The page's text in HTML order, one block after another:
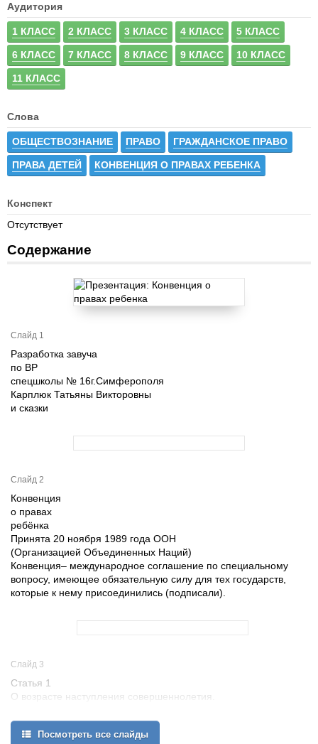
Аудитория
1 КЛАСС 2 КЛАСС 3 КЛАСС 4 КЛАСС 5 КЛАСС
6 КЛАСС 7 КЛАСС 8 КЛАСС 9 КЛАСС 10 КЛАСС
11 КЛАСС
Слова
ОБЩЕСТВОЗНАНИЕ ПРАВО ГРАЖДАНСКОЕ ПРАВО
ПРАВА ДЕТЕЙ КОНВЕНЦИЯ О ПРАВАХ РЕБЕНКА
Конспект
Отсутствует
Содержание
Слайд 1
Разработка завуча
по ВР
спецшколы № 16г.Симферополя
Карплюк Татьяны Викторовны
и сказки
Слайд 2
Конвенция
о правах
ребёнка
Принята 20 ноября 1989 года ООН
(Организацией Объединенных Наций)
Конвенция– международное соглашение по специальному
вопросу, имеющее обязательную силу для тех государств,
которые к нему присоединились (подписали).
Слайд 3
Статья 1
О возрасте наступления совершеннолетия.
Посмотреть все слайды